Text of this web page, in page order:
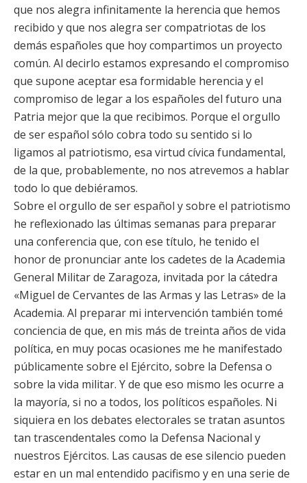
que nos alegra infinitamente la herencia que hemos
recibido y que nos alegra ser compatriotas de los
demás españoles que hoy compartimos un proyecto
común. Al decirlo estamos expresando el compromiso
que supone aceptar esa formidable herencia y el
compromiso de legar a los españoles del futuro una
Patria mejor que la que recibimos. Porque el orgullo
de ser español sólo cobra todo su sentido si lo
ligamos al patriotismo, esa virtud cívica fundamental,
de la que, probablemente, no nos atrevemos a hablar
todo lo que debiéramos.
Sobre el orgullo de ser español y sobre el patriotismo
he reflexionado las últimas semanas para preparar
una conferencia que, con ese título, he tenido el
honor de pronunciar ante los cadetes de la Academia
General Militar de Zaragoza, invitada por la cátedra
«Miguel de Cervantes de las Armas y las Letras» de la
Academia. Al preparar mi intervención también tomé
conciencia de que, en mis más de treinta años de vida
política, en muy pocas ocasiones me he manifestado
públicamente sobre el Ejército, sobre la Defensa o
sobre la vida militar. Y de que eso mismo les ocurre a
la mayoría, si no a todos, los políticos españoles. Ni
siquiera en los debates electorales se tratan asuntos
tan trascendentales como la Defensa Nacional y
nuestros Ejércitos. Las causas de ese silencio pueden
estar en un mal entendido pacifismo y en una serie de